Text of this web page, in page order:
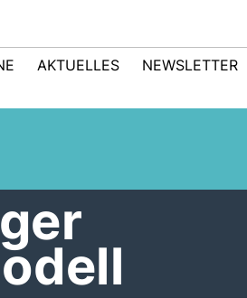
AKTUELLES NEWSLETTER